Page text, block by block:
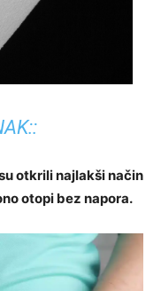
otkrili najlakši način
otopi bez napora.